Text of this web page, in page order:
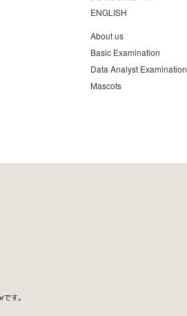
ENGLISH
About us
Basic Examination
Data Analyst Examination
Mascots